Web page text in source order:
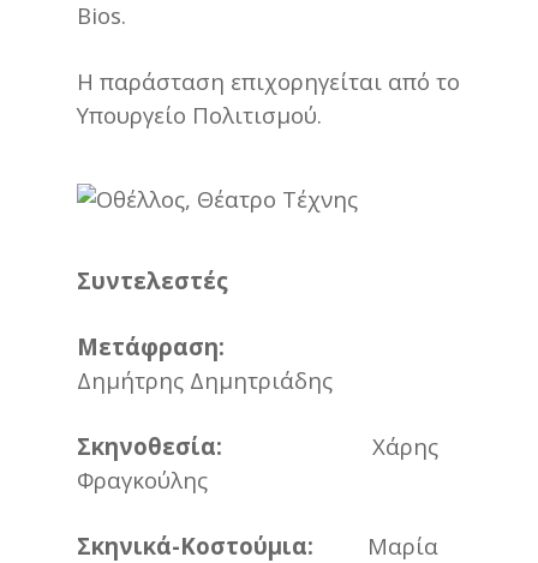
Bios.
Η παράσταση επιχορηγείται από το
Υπουργείο Πολιτισμού.
Συντελεστές
Μετάφραση:
Δημήτρης Δημητριάδης
Σκηνοθεσία: Χάρης
Φραγκούλης
Σκηνικά-Κοστούμια: Μαρία